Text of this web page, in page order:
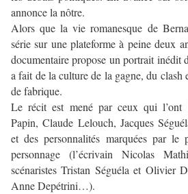
annonce la nôtre.
Alors que la vie romanesque de
série sur une plateforme à peine deux
documentaire propose un portrait inédit
a fait de la culture de la gagne, du clash
de fabrique.
Le récit est mené par ceux qui l’ont
Papin, Claude Lelouch, Jacques
et des personnalités marquées par le
personnage (l’écrivain Nicolas
scénaristes Tristan Séguéla et Olivier
Anne Depétrini…).